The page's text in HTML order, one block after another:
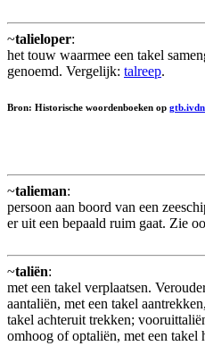
~talieloper:
het touw waarmee een takel
genoemd. Vergelijk: talreep.
Bron: Historische woordenboeken op
~talieman:
persoon aan boord van een
er uit een bepaald ruim gaat. Zie
~taliën:
met een takel verplaatsen.
aantaliën, met een takel
takel achteruit trekken;
omhoog of optaliën, met een takel